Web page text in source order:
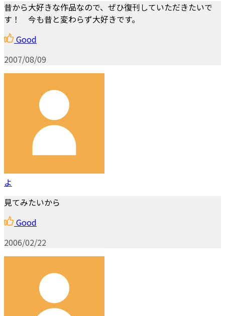
昔から大好きな作品なので、ぜひ復刊していただきたいで
す！ 今も昔と変わらず大好きです。
Good
2007/08/09
よ
見てみたいから
Good
2006/02/22